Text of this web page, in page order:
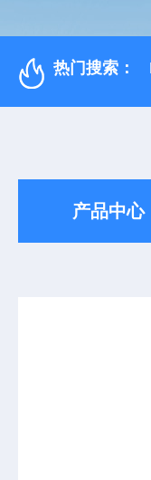
热门搜索：
产品中心